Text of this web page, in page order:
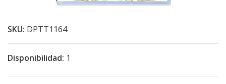
SKU: DPTT1164
Disponibilidad: 1